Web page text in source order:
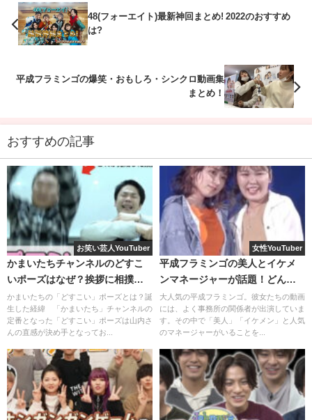
元ガストでバイトをしていたてつや、虫眼鏡、そしてしば
ゆーの3人が出演している動画です！
この企画は、ガストに宅配を頼んで時間と味と見た目とを
勝負するという動画です。
3人とも、意外とふざけずなかなかクオリティの高いものが
出来上がっています！さすが元店員♪
そして見ているとだんだんガストのメニューが食べたくな
ってきます。
【文vs理】30分間でニンニクたくさん食べた
方が勝ち対決！
「【成金】東海オンエアが1ヶ月ガチで節約したら生活費は
いくらになるの！？」の企画で、としみつは豚平焼きを作
としみつは、りょうや虫眼鏡、ゆめまるほど手際はよくあ
りませんが、そこそこ普通に料理はできんだなあと思いま
した。
これだけできれば十分だと思います♪
まとめ
48(フォーエイト)最新神回まとめ! 2022のおすすめ
は?
平成フラミンゴの爆笑・おもしろ・シンクロ動画集
まとめ！
おすすめの記事
お笑い芸人YouTuber
かまいたちチャンネルのどすこ
いポーズはなぜ？挨拶に相撲の
理由とは？
かまいたちの「どすこい」ポーズとは？誕
生した経緯 「かまいたち」チャンネルの
定番となった「どすこい」ポーズは山内さ
んの直感が決め手となってお...
女性YouTuber
平成フラミンゴの美人とイケメ
ンマネージャーが話題！どんな
人？
大人気の平成フラミンゴ。彼女たちの動画
には、よく事務所の関係者が出演していま
す。その中で「美人」「イケメン」と人気
のマネージャーがいることを...